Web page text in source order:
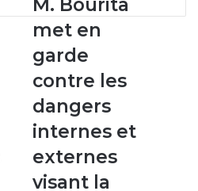
Bourita
met
en
garde
contre
les
dangers
internes
externes
visant
M. Bourita
met en
garde
contre les
dangers
internes et
externes
visant la